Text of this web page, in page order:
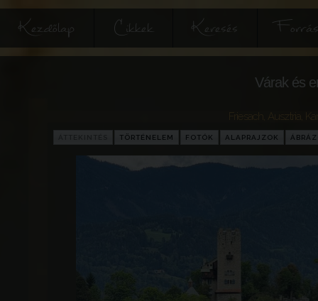
Kezdőlap Cikkek Keresés
Várak és
Friesach Ausztria
TÖRTÉNELEM FOTÓK ALAPRAJZOK